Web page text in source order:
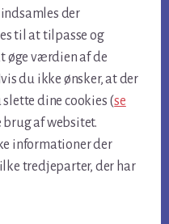
der
til at tilpasse og
øge værdien af de
du ikke ønsker, at der
dine cookies (se
af websitet.
informationer der
tredjeparter, der har